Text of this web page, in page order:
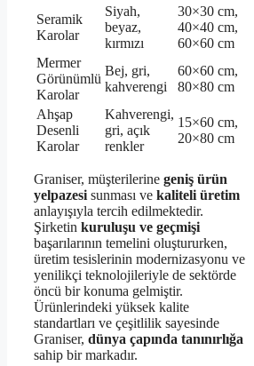
Seramik
Karolar
Siyah,
beyaz,
kırmızı
30×30 cm,
40×40 cm,
60×60 cm
Mermer
Görünümlü
Karolar
Bej, gri,
kahverengi
60×60 cm,
80×80 cm
Ahşap
Desenli
Karolar
Kahverengi,
gri, açık
renkler
15×60 cm,
20×80 cm
Graniser, müşterilerine geniş ürün
yelpazesi sunması ve kaliteli üretim
anlayışıyla tercih edilmektedir.
Şirketin kuruluşu ve geçmişi
başarılarının temelini oluştururken,
üretim tesislerinin modernizasyonu ve
yenilikçi teknolojileriyle de sektörde
öncü bir konuma gelmiştir.
Ürünlerindeki yüksek kalite
standartları ve çeşitlilik sayesinde
Graniser, dünya çapında tanınırlığa
sahip bir markadır.